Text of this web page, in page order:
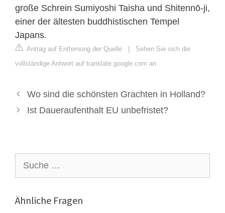
große Schrein Sumiyoshi Taisha und Shitennō-ji,
einer der ältesten buddhistischen Tempel
Japans.
Antrag auf Entfernung der Quelle | Sehen Sie sich die
vollständige Antwort auf translate.google.com an
Wo sind die schönsten Grachten in Holland?
Ist Daueraufenthalt EU unbefristet?
nach:
Ähnliche Fragen